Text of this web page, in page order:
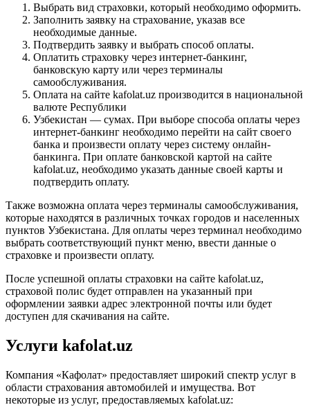
Выбрать вид страховки, который необходимо оформить.
Заполнить заявку на страхование, указав все
необходимые данные.
Подтвердить заявку и выбрать способ оплаты.
Оплатить страховку через интернет-банкинг,
банковскую карту или через терминалы
самообслуживания.
Оплата на сайте kafolat.uz производится в национальной
валюте Республики
Узбекистан — сумах. При выборе способа оплаты через
интернет-банкинг необходимо перейти на сайт своего
банка и произвести оплату через систему онлайн-
банкинга. При оплате банковской картой на сайте
kafolat.uz, необходимо указать данные своей карты и
подтвердить оплату.
Также возможна оплата через терминалы самообслуживания,
которые находятся в различных точках городов и населенных
пунктов Узбекистана. Для оплаты через терминал необходимо
выбрать соответствующий пункт меню, ввести данные о
страховке и произвести оплату.
После успешной оплаты страховки на сайте kafolat.uz,
страховой полис будет отправлен на указанный при
оформлении заявки адрес электронной почты или будет
доступен для скачивания на сайте.
Услуги kafolat.uz
Компания «Кафолат» предоставляет широкий спектр услуг в
области страхования автомобилей и имущества. Вот
некоторые из услуг, предоставляемых kafolat.uz: